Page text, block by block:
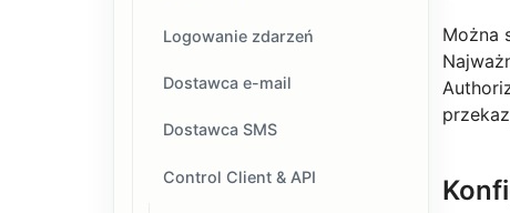
Logowanie zdarzeń
Dostawca e-mail
Dostawca SMS
Control Client & API
Można